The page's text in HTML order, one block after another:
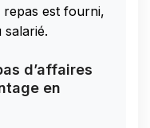
repas est fourni,
salarié.
d’affaires
en